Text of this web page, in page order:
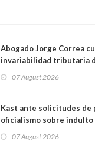
Abogado Jorge Correa
invariabilidad tributaria
democracia” y
07 August 2026
Kast ante solicitudes de
oficialismo sobre indulto
07 August 2026